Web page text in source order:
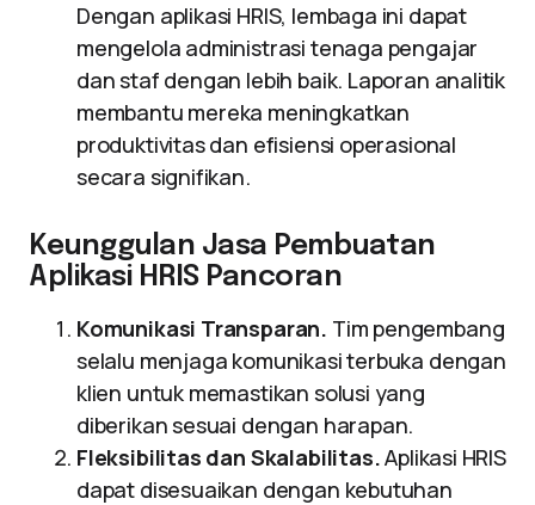
Dengan aplikasi HRIS, lembaga ini dapat
mengelola administrasi tenaga pengajar
dan staf dengan lebih baik. Laporan analitik
membantu mereka meningkatkan
produktivitas dan efisiensi operasional
secara signifikan.
Keunggulan Jasa Pembuatan
Aplikasi HRIS Pancoran
Komunikasi Transparan. Tim pengembang
selalu menjaga komunikasi terbuka dengan
klien untuk memastikan solusi yang
diberikan sesuai dengan harapan.
Fleksibilitas dan Skalabilitas.Aplikasi HRIS
dapat disesuaikan dengan kebutuhan